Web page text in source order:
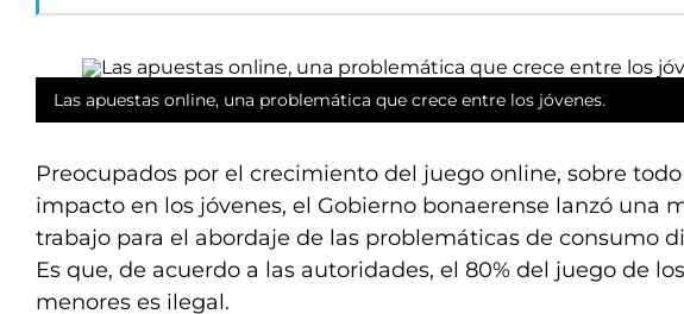
Las apuestas online, una problemática que crece entre los jóvenes.
Preocupados por el crecimiento del juego online, sobre todo
impacto en los jóvenes, el Gobierno bonaerense lanzó una
trabajo para el abordaje de las problemáticas de consumo
Es que, de acuerdo a las autoridades, el 80% del juego de los
menores es ilegal.